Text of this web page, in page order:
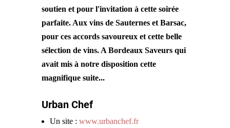
soutien et pour l'invitation à cette soirée
parfaite. Aux vins de Sauternes et Barsac,
pour ces accords savoureux et cette belle
sélection de vins. A Bordeaux Saveurs qui
avait mis à notre disposition cette
magnifique suite...
Urban Chef
Un site : www.urbanchef.fr